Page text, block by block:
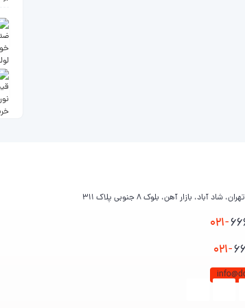
شاد آباد، بازار آهن، بلوک ۸ جنوبی پلاک ۳۱۱
021-
021-